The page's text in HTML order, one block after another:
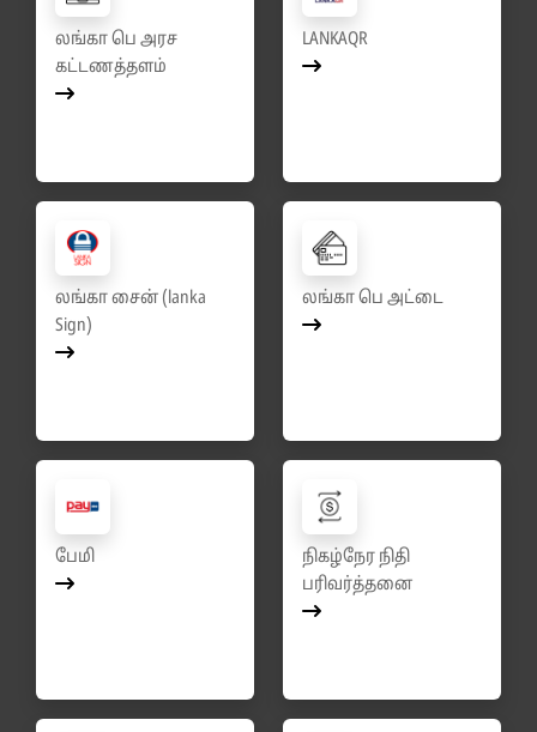
லங்கா பெ அரச
கட்டணத்தளம்
LANKAQR
லங்கா சைன் (lanka
Sign)
லங்கா பெ அட்டை
பேமி
நிகழ்நேர நிதி
பரிவர்த்தனை